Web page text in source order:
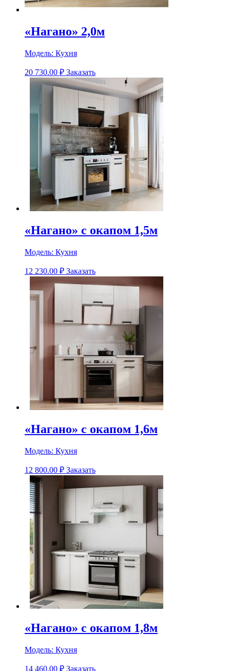
«Нагано» 2,0м
Модель: Кухня
20 730.00 ₽ Заказать
«Нагано» с окапом 1,5м
Модель: Кухня
12 230.00 ₽ Заказать
«Нагано» с окапом 1,6м
Модель: Кухня
12 800.00 ₽ Заказать
«Нагано» с окапом 1,8м
Модель: Кухня
14 460.00 ₽ Заказать